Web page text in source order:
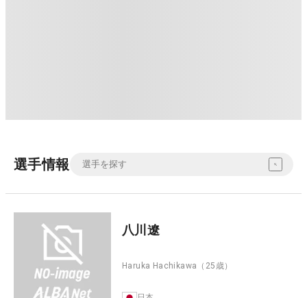
選手情報
八川遼
Haruka Hachikawa （25歳）